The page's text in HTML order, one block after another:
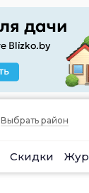
Выбрать район
Скидки